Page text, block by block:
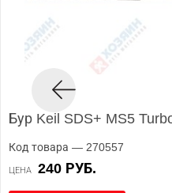
Бур Keil SDS+ MS5
Код товара — 270557
ЦЕНА 240 РУБ.